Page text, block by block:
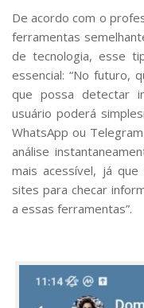
De acordo com o
ferramentas
de tecnologia, esse
essencial: “No futuro,
que possa detectar
usuário poderá
WhatsApp ou
análise
mais acessível, já
sites para checar
a essas ferramentas”.